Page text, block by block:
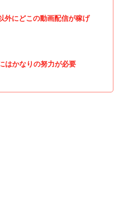
にどこの動画配信が稼げ
はかなりの努力が必要